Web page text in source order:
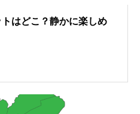
はどこ？静かに楽しめ